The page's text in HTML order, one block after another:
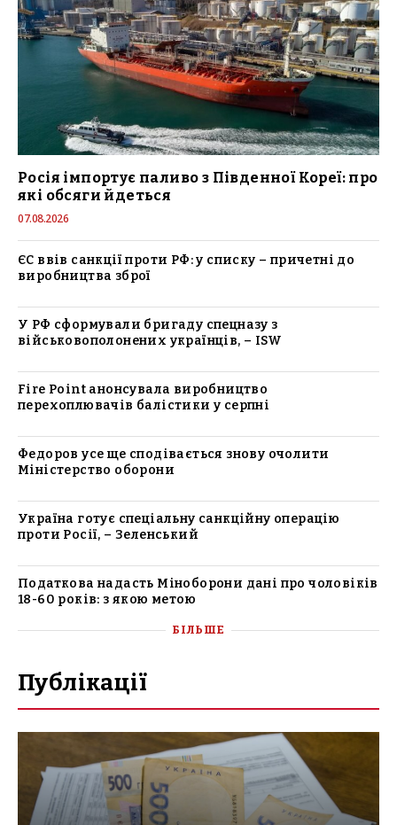
Росія імпортує паливо з Південної Кореї: про
які обсяги йдеться
07.08.2026
ЄС ввів санкції проти РФ: у списку – причетні до
виробництва зброї
У РФ сформували бригаду спецназу з
військовополонених українців, – ISW
Fire Point анонсувала виробництво
перехоплювачів балістики у серпні
Федоров усе ще сподівається знову очолити
Міністерство оборони
Україна готує спеціальну санкційну операцію
проти Росії, – Зеленський
Податкова надасть Міноборони дані про чоловіків
18-60 років: з якою метою
БІЛЬШЕ
Публікації